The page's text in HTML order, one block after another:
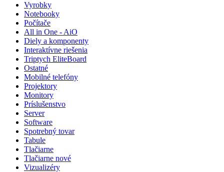
Vyrobky
Notebooky
Počítače
All in One - AiO
Diely a komponenty
Interaktívne riešenia
Triptych EliteBoard
Ostatné
Mobilné telefóny
Projektory
Monitory
Príslušenstvo
Server
Software
Spotrebný tovar
Tabule
Tlačiarne
Tlačiarne nové
Vizualizéry